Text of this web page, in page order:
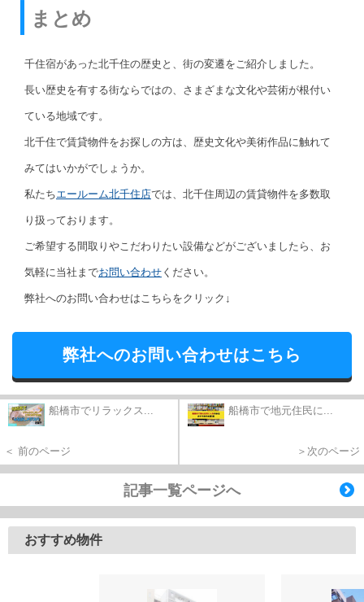
まとめ
千住宿があった北千住の歴史と、街の変遷をご紹介しました。
長い歴史を有する街ならではの、さまざまな文化や芸術が根付い
ている地域です。
北千住で賃貸物件をお探しの方は、歴史文化や美術作品に触れて
みてはいかがでしょうか。
私たちエールーム北千住店では、北千住周辺の賃貸物件を多数取
り扱っております。
ご希望する間取りやこだわりたい設備などがございましたら、お
気軽に当社までお問い合わせ ください。
弊社へのお問い合わせはこちらをクリック↓
弊社へのお問い合わせはこちら
船橋市でリラックス...
＜ 前のページ
船橋市で地元住民に...
＞次のページ
記事一覧ページへ
おすすめ物件